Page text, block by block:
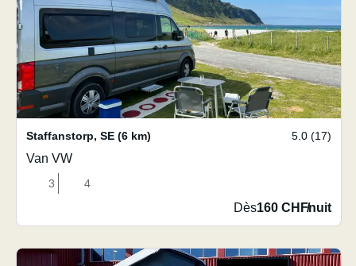
Staffanstorp, SE (6 km) 5.0 (17)
Van VW
3 4
Dès160 CHF/nuit